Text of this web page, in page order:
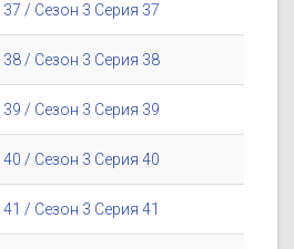
/ Сезон 3 Серия 37
/ Сезон 3 Серия 38
/ Сезон 3 Серия 39
/ Сезон 3 Серия 40
/ Сезон 3 Серия 41